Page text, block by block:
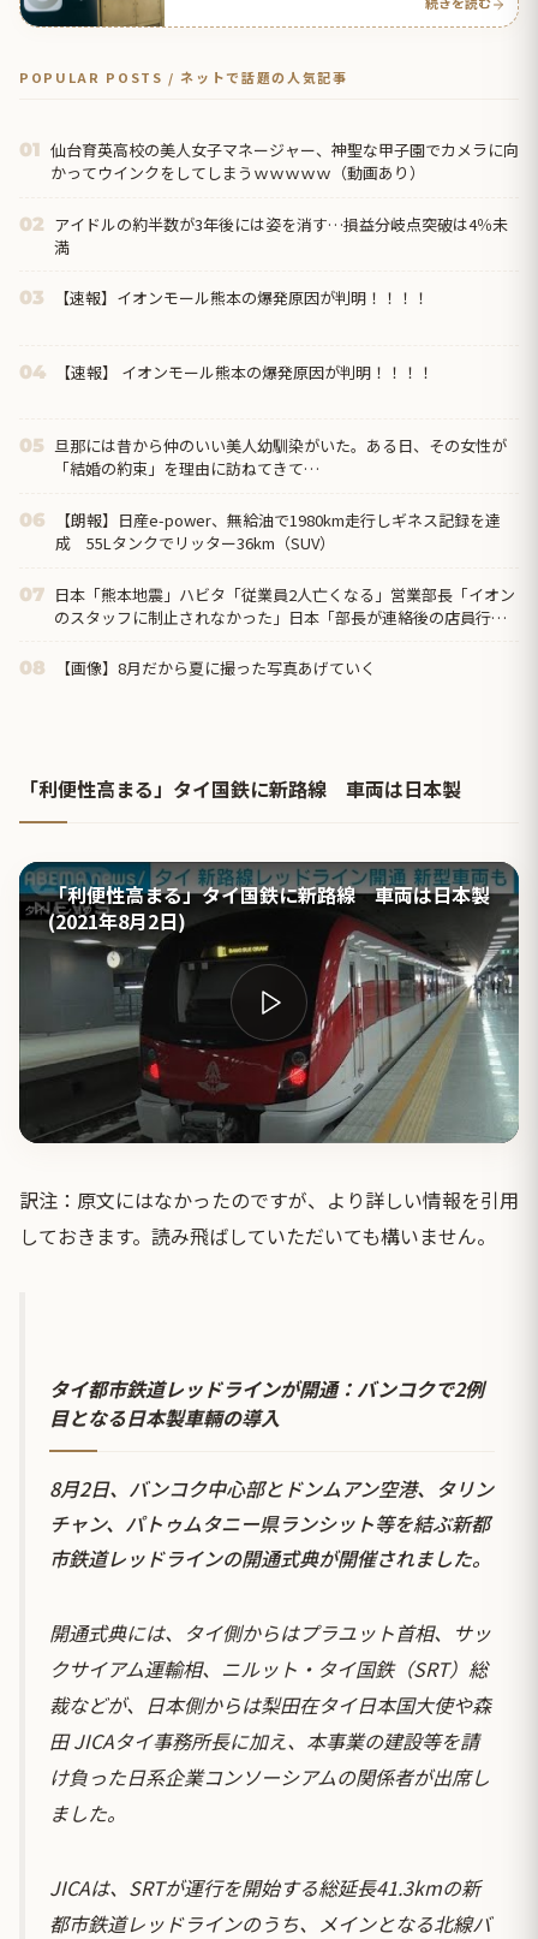
POPULAR POSTS / ネットで話題の人気記事
01 仙台育英高校の美人女子マネージャー、神聖な甲子園でカメラに向
かってウインクをしてしまうｗｗｗｗｗ（動画あり）
02 アイドルの約半数が3年後には姿を消す…損益分岐点突破は4％未
満
03 【速報】イオンモール熊本の爆発原因が判明！！！！
04 【速報】 イオンモール熊本の爆発原因が判明！！！！
05 旦那には昔から仲のいい美人幼馴染がいた。ある日、その女性が
「結婚の約束」を理由に訪ねてきて…
06
【朗報】日産e-power、無給油で1980km走行しギネス記録を達
成 55Lタンクでリッター36km（SUV）
07 日本「熊本地震」ハビタ「従業員2人亡くなる」営業部長「イオン
のスタッフに制止されなかった」日本「部長が連絡後の店員行動
08 【画像】8月だから夏に撮った写真あげていく
「利便性高まる」タイ国鉄に新路線 車両は日本製
「利便性高まる」タイ国鉄に新路線 車両は日本製
(2021年8月2日)
訳注：原文にはなかったのですが、より詳しい情報を引用
しておきます。読み飛ばしていただいても構いません。
タイ都市鉄道レッドラインが開通：バンコクで2例
目となる日本製車輛の導入
8月2日、バンコク中心部とドンムアン空港、タリン
チャン、パトゥムタニー県ランシット等を結ぶ新都
市鉄道レッドラインの開通式典が開催されました。
開通式典には、タイ側からはプラユット首相、サッ
クサイアム運輸相、ニルット・タイ国鉄（SRT）総
裁などが、日本側からは梨田在タイ日本国大使や森
田 JICAタイ事務所長に加え、本事業の建設等を請
け負った日系企業コンソーシアムの関係者が出席し
ました。
JICAは、SRTが運行を開始する総延長41.3kmの新
都市鉄道レッドラインのうち、メインとなる北線バ